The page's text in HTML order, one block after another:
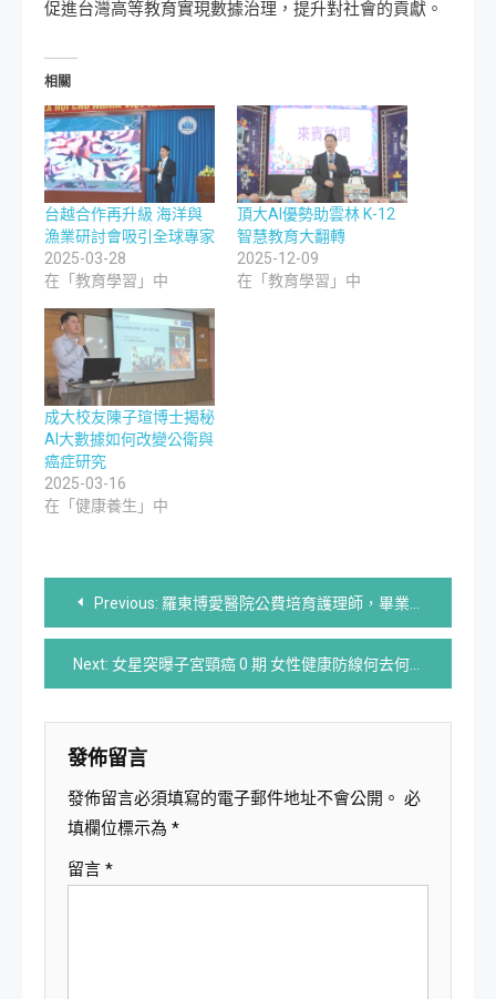
促進台灣高等教育實現數據治理，提升對社會的貢獻。
相關
台越合作再升級 海洋與
漁業研討會吸引全球專家
2025-03-28
在「教育學習」中
頂大AI優勢助雲林 K-12
智慧教育大翻轉
2025-12-09
在「教育學習」中
成大校友陳子瑄博士揭秘
AI大數據如何改變公衛與
癌症研究
2025-03-16
在「健康養生」中
文
章
導
覽
Previous: 羅東博愛醫院公費培育護理師，畢業即就業！
Next: 女星突曝子宮頸癌 0 期 女性健康防線何去何從？
發佈留言
發佈留言必須填寫的電子郵件地址不會公開。 必
填欄位標示為 *
留言 *